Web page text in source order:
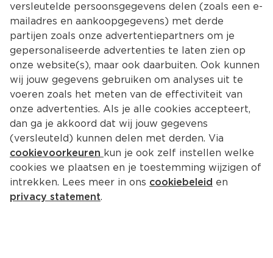
versleutelde persoonsgegevens delen (zoals een e-
mailadres en aankoopgegevens) met derde
partijen zoals onze advertentiepartners om je
gepersonaliseerde advertenties te laten zien op
onze website(s), maar ook daarbuiten. Ook kunnen
wij jouw gegevens gebruiken om analyses uit te
voeren zoals het meten van de effectiviteit van
onze advertenties. Als je alle cookies accepteert,
dan ga je akkoord dat wij jouw gegevens
(versleuteld) kunnen delen met derden. Via
cookievoorkeuren kun je ook zelf instellen welke
cookies we plaatsen en je toestemming wijzigen of
intrekken. Lees meer in ons cookiebeleid en
privacy statement.